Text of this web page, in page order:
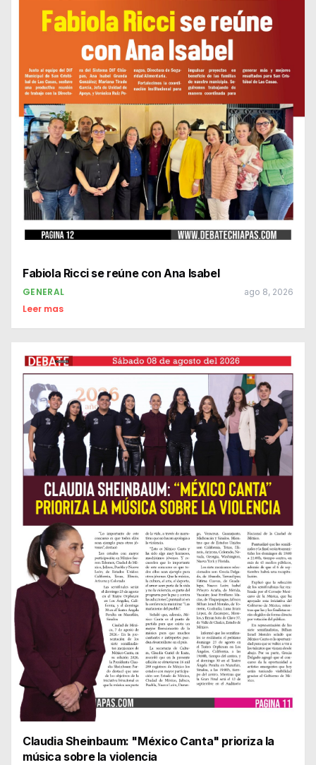
Fabiola Ricci se reúne con Ana Isabel
GENERAL ago 8, 2026
Leer mas
Claudia Sheinbaum: "México Canta" prioriza la
música sobre la violencia